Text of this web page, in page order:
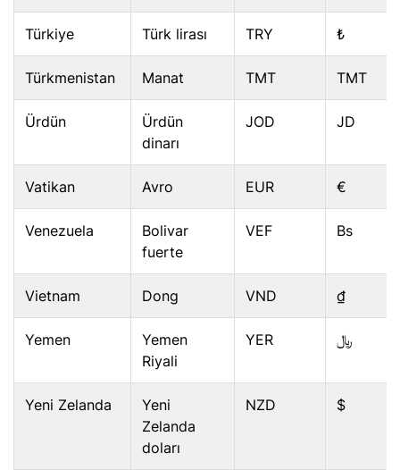
Türkiye Türk lirası TRY ₺
Türkmenistan Manat TMT TMT
Ürdün
Ürdün
dinarı
JOD JD
Vatikan Avro EUR €
Venezuela
Bolivar
fuerte
VEF Bs
Vietnam Dong VND ₫
Yemen
Yemen
Riyali
YER ﷼
Yeni Zelanda
Yeni
Zelanda
doları
NZD $